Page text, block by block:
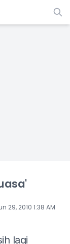
29, 2010 1:38 AM
lagi